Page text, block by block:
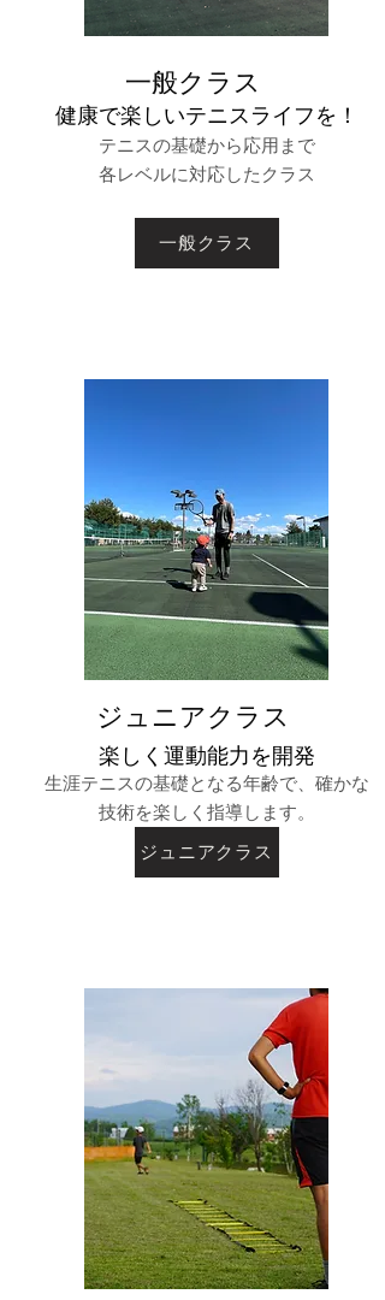
​健康で楽しいテニスライフを！
テニスの基礎から応用まで
各レベルに対応したクラス
一般クラス
​楽しく運動能力を開発
生涯テニスの基礎となる年齢で、確かな
技術を楽しく指導します。
ジュニアクラス
​一般クラス
​ジュニアクラス